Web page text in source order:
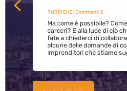
RUBRICHE| Commenti 0
Ma come è possibile?
carceri? E alla luce di ciò
fate a chiederci di
alcune delle domande di
imprenditori che stiamo